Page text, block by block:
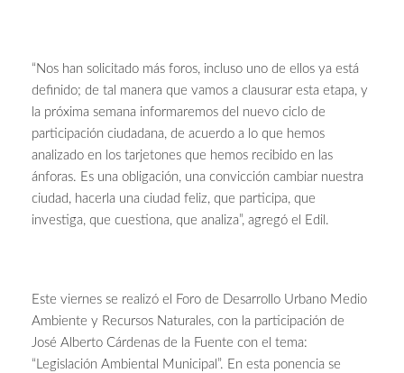
“Nos han solicitado más foros, incluso uno de ellos ya está
definido; de tal manera que vamos a clausurar esta etapa, y
la próxima semana informaremos del nuevo ciclo de
participación ciudadana, de acuerdo a lo que hemos
analizado en los tarjetones que hemos recibido en las
ánforas. Es una obligación, una convicción cambiar nuestra
ciudad, hacerla una ciudad feliz, que participa, que
investiga, que cuestiona, que analiza”, agregó el Edil.
Este viernes se realizó el Foro de Desarrollo Urbano Medio
Ambiente y Recursos Naturales, con la participación de
José Alberto Cárdenas de la Fuente con el tema:
“Legislación Ambiental Municipal”. En esta ponencia se